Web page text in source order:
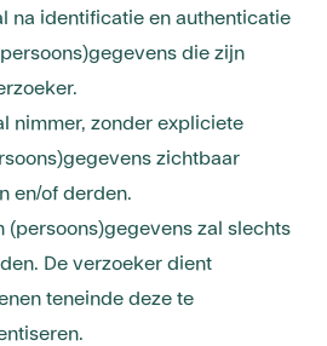
na identificatie en authenticatie
die zijn
nimmer, zonder expliciete
zichtbaar
en/of derden.
(persoons)gegevens zal slechts
De verzoeker dient
teneinde deze te